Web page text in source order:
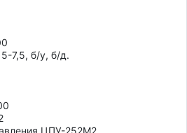
ЦПУ-252М2